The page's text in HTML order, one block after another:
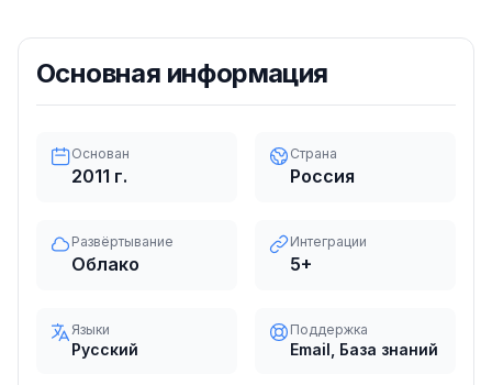
Основная информация
Основан
2011 г.
Страна
Россия
Развёртывание
Облако
Интеграции
5+
Языки
Русский
Поддержка
Email, База знаний